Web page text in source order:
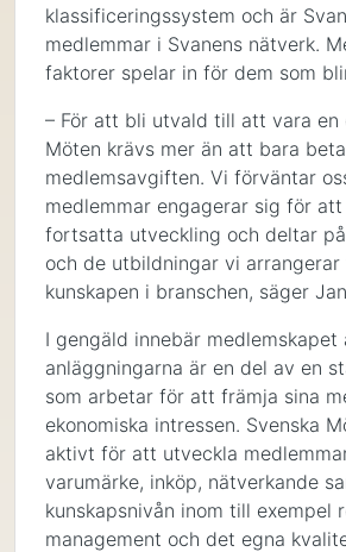
klassificeringssystem och är
medlemmar i Svanens nätverk.
faktorer spelar in för dem som
– För att bli utvald till att vara en
Möten krävs mer än att bara
medlemsavgiften. Vi förväntar
medlemmar engagerar sig för
fortsatta utveckling och deltar
och de utbildningar vi
kunskapen i branschen, säger
I gengäld innebär medlemskapet
anläggningarna är en del av en
som arbetar för att främja sina
ekonomiska intressen. Svenska
aktivt för att utveckla
varumärke, inköp, nätverkande
kunskapsnivån inom till exempel
management och det egna